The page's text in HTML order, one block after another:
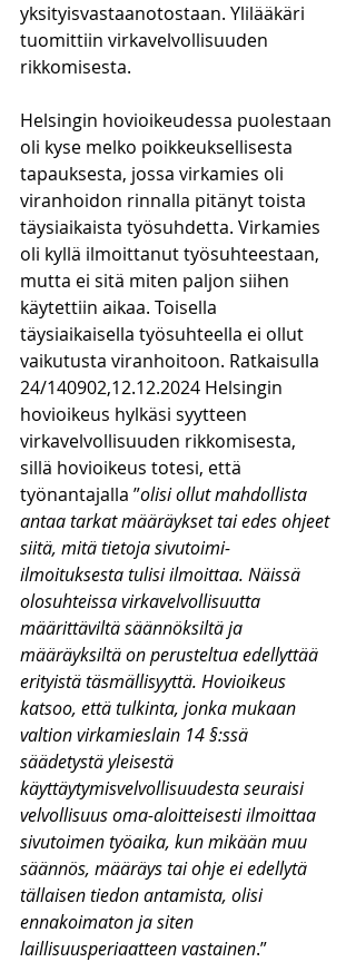
yksityisvastaanotostaan. Ylilääkäri
tuomittiin virkavelvollisuuden
rikkomisesta.
Helsingin hovioikeudessa puolestaan
oli kyse melko poikkeuksellisesta
tapauksesta, jossa virkamies oli
viranhoidon rinnalla pitänyt toista
täysiaikaista työsuhdetta. Virkamies
oli kyllä ilmoittanut työsuhteestaan,
mutta ei sitä miten paljon siihen
käytettiin aikaa. Toisella
täysiaikaisella työsuhteella ei ollut
vaikutusta viranhoitoon. Ratkaisulla
24/140902,12.12.2024 Helsingin
hovioikeus hylkäsi syytteen
virkavelvollisuuden rikkomisesta,
sillä hovioikeus totesi, että
työnantajalla ”olisi ollut mahdollista
antaa tarkat määräykset tai edes ohjeet
siitä, mitä tietoja sivutoimi-
ilmoituksesta tulisi ilmoittaa. Näissä
olosuhteissa virkavelvollisuutta
määrittäviltä säännöksiltä ja
määräyksiltä on perusteltua edellyttää
erityistä täsmällisyyttä. Hovioikeus
katsoo, että tulkinta, jonka mukaan
valtion virkamieslain 14 §:ssä
säädetystä yleisestä
käyttäytymisvelvollisuudesta seuraisi
velvollisuus oma-aloitteisesti ilmoittaa
sivutoimen työaika, kun mikään muu
säännös, määräys tai ohje ei edellytä
tällaisen tiedon antamista, olisi
ennakoimaton ja siten
laillisuusperiaatteen vastainen.”